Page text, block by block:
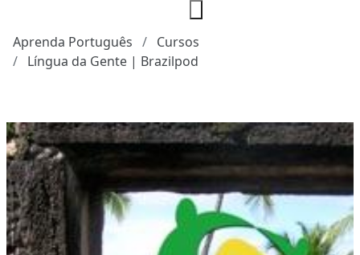
Aprenda Português
Cursos
Língua da Gente | Brazilpod